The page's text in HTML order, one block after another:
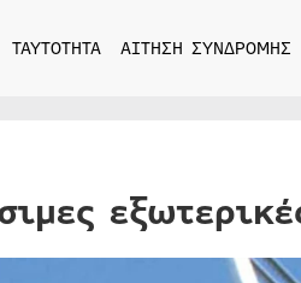
ΤΑΥΤΟΤΗΤΑ ΑΙΤΗΣΗ ΣΥΝΔΡΟΜΗΣ